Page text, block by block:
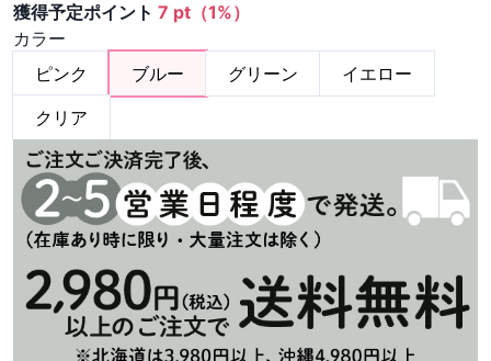
獲得予定ポイント 7 pt（1%）
カラー
ピンク
ブルー グリーン
イエロー
クリア